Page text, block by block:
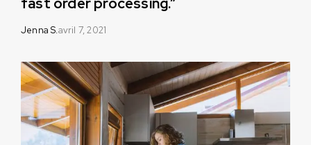
Jenna S.avril 7, 2021